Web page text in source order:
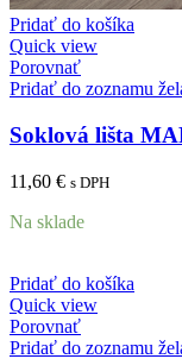
Pridať do košíka
Quick view
Porovnať
Pridať do zoznamu
Soklová lišta
11,60 € s DPH
Na sklade
Pridať do košíka
Quick view
Porovnať
Pridať do zoznamu